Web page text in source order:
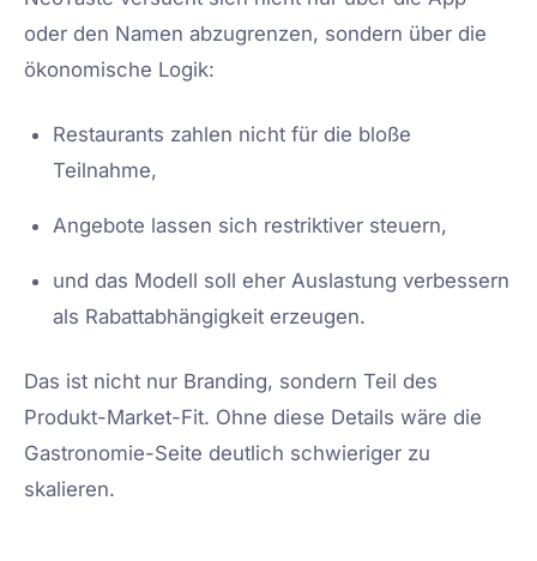
oder den Namen abzugrenzen, sondern über die
ökonomische Logik:
Restaurants zahlen nicht für die bloße
Teilnahme,
Angebote lassen sich restriktiver steuern,
und das Modell soll eher Auslastung verbessern
als Rabattabhängigkeit erzeugen.
Das ist nicht nur Branding, sondern Teil des
Produkt-Market-Fit. Ohne diese Details wäre die
Gastronomie-Seite deutlich schwieriger zu
skalieren.